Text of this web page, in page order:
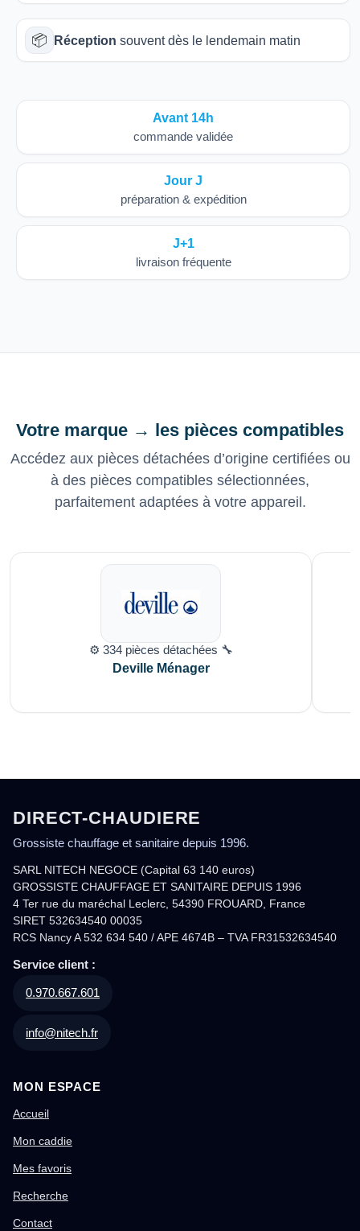
📦 Réception souvent dès le lendemain matin
Avant 14h
commande validée
Jour J
préparation & expédition
J+1
livraison fréquente
Votre marque → les pièces compatibles
Accédez aux pièces détachées d’origine certifiées ou
à des pièces compatibles sélectionnées,
parfaitement adaptées à votre appareil.
⚙️ 334 pièces détachées 🔧
Deville Ménager
DIRECT-CHAUDIERE
Grossiste chauffage et sanitaire depuis 1996.
SARL NITECH NEGOCE (Capital 63 140 euros)
GROSSISTE CHAUFFAGE ET SANITAIRE DEPUIS 1996
4 Ter rue du maréchal Leclerc, 54390 FROUARD, France
SIRET 532634540 00035
RCS Nancy A 532 634 540 / APE 4674B – TVA FR31532634540
Service client :
0.970.667.601
info@nitech.fr
MON ESPACE
Accueil
Mon caddie
Mes favoris
Recherche
Contact